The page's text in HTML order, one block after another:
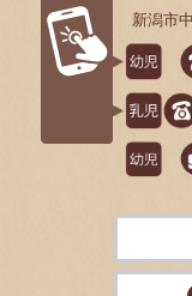
新潟市